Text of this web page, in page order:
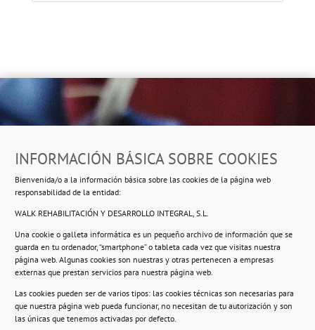
INFORMACIÓN BÁSICA SOBRE COOKIES
Bienvenida/o a la información básica sobre las cookies de la página web
responsabilidad de la entidad:
WALK REHABILITACIÓN Y DESARROLLO INTEGRAL, S.L.
Una cookie o galleta informática es un pequeño archivo de información que se
guarda en tu ordenador, “smartphone” o tableta cada vez que visitas nuestra
página web. Algunas cookies son nuestras y otras pertenecen a empresas
externas que prestan servicios para nuestra página web.
Las cookies pueden ser de varios tipos: las cookies técnicas son necesarias para
que nuestra página web pueda funcionar, no necesitan de tu autorización y son
las únicas que tenemos activadas por defecto.
Ropero Solidario de Usera
Beasáin 25-33posterior, local 3 – 28041 Madrid
Información
Compromiso con la protección de datos